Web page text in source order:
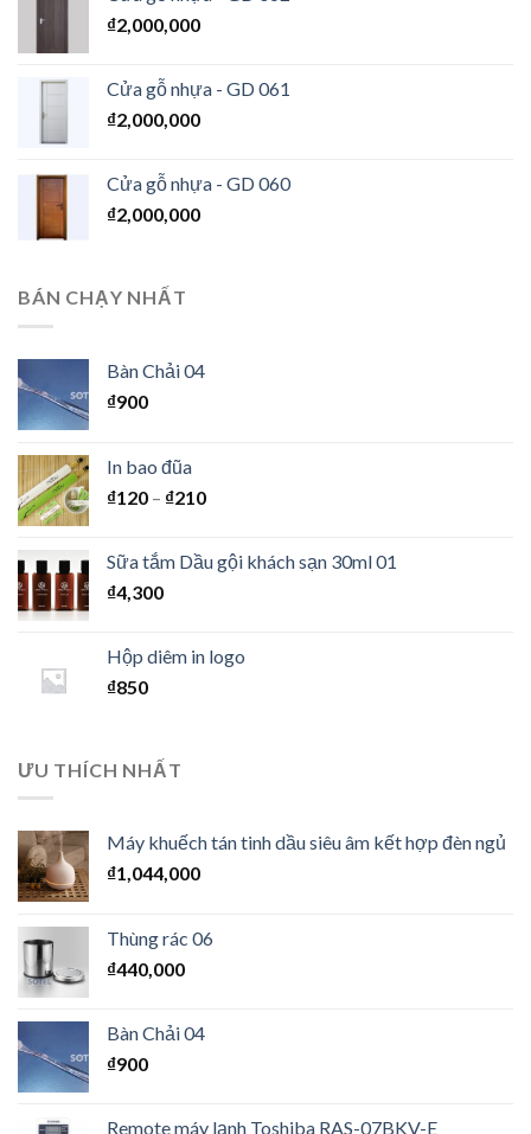
₫2,000,000
Cửa gỗ nhựa - GD 061
₫2,000,000
Cửa gỗ nhựa - GD 060
₫2,000,000
BÁN CHẠY NHẤT
Bàn Chải 04
₫900
In bao đũa
₫120 – ₫210
Sữa tắm Dầu gội khách sạn 30ml 01
₫4,300
Hộp diêm in logo
₫850
ƯU THÍCH NHẤT
Máy khuếch tán tinh dầu siêu âm kết hợp đèn ngủ
₫1,044,000
Thùng rác 06
₫440,000
Bàn Chải 04
₫900
Remote máy lạnh Toshiba RAS-07BKV-E